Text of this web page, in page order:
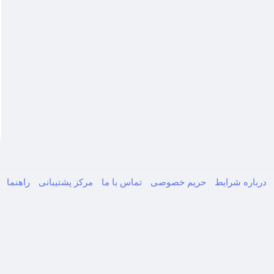
درباره شرایط حریم خصوصی تماس با ما مرکز پشتیبانی راهنما